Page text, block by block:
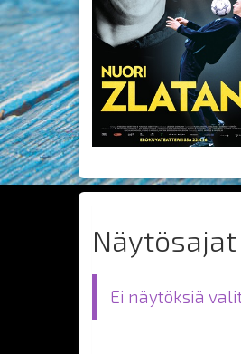
Näytösajat
Ei näytöksiä